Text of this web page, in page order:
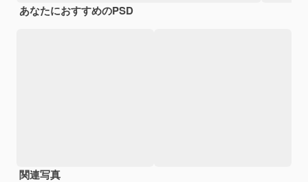
あなたにおすすめのPSD
関連写真